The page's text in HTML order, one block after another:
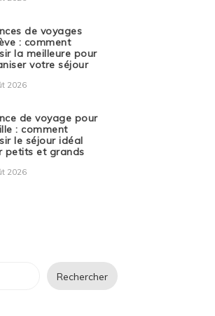
de voyages
: comment
la meilleure pour
votre séjour
2026
de voyage pour
: comment
le séjour idéal
petits et grands
2026
Rechercher